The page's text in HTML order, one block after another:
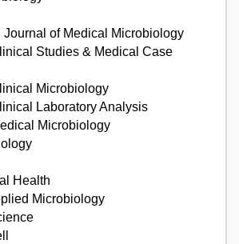
Journal of Medical Microbiology
Studies & Medical Case
Microbiology
Laboratory Analysis
Microbiology
Health
Microbiology